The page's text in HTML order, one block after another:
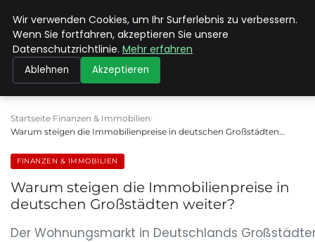
MAX NEUKIRCHNER
Startseite Finanzen & Immobilien
Warum steigen die Immobilienpreise in deutschen Großstädten…
FINANZEN & IMMOBILIEN
Warum steigen die Immobilienpreise in
deutschen Großstädten weiter?
Der Wohnungsmarkt in Deutschlands
Wir verwenden Cookies, um Ihr Surferlebnis zu verbessern.
Wenn Sie fortfahren, akzeptieren Sie unsere
Datenschutzrichtlinie. Mehr erfahren
Ablehnen Akzeptieren